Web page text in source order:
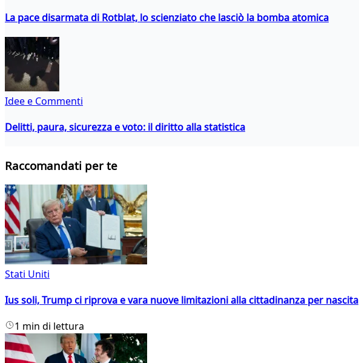
La pace disarmata di Rotblat, lo scienziato che lasciò la bomba atomica
Idee e Commenti
Delitti, paura, sicurezza e voto: il diritto alla statistica
Raccomandati per te
Stati Uniti
Ius soli, Trump ci riprova e vara nuove limitazioni alla cittadinanza per nascita
1 min di lettura